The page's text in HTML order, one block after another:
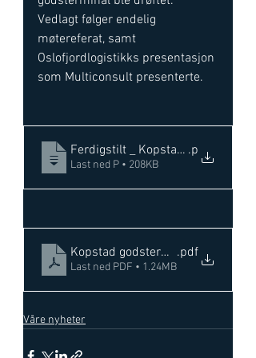
Vedlagt følger endelig
møtereferat, samt
Oslofjordlogistikks presentasjon
som Multiconsult presenterte.
Ferdigstilt _ Kopstad .p
Last ned P • 208KB
Kopstad .pdf
Last ned PDF • 1.24MB
Våre nyheter